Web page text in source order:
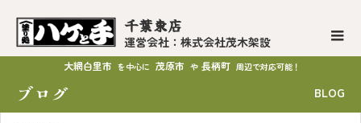
千葉東店
運営会社：株式会社茂木架設
大網白里市 を中心に 茂原市 や 長柄町 周辺で対応可能！
ブログ BLOG